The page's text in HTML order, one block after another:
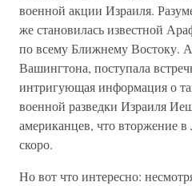
военной акции Израиля.
же становилась известной
по всему Ближнему Востоку. А
Вашингтона, поступала
интригующая информация о
военной разведки Израиля
американцев, что вторжение
скоро.
Но вот что интересно: